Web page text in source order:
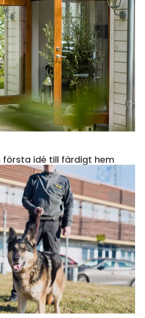
hus från första idé till färdigt hem